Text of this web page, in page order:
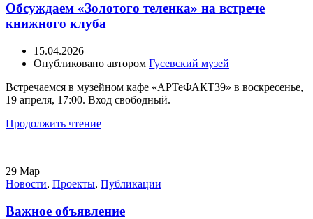
Обсуждаем «Золотого теленка» на встрече
книжного клуба
15.04.2026
Опубликовано автором Гусевский музей
Встречаемся в музейном кафе «АРТеФАКТ39» в воскресенье,
19 апреля, 17:00. Вход свободный.
Продолжить чтение
29 Мар
Новости, Проекты, Публикации
Важное объявление